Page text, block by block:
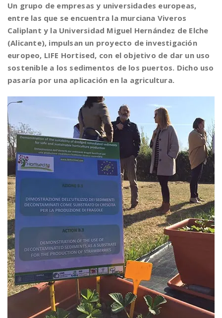
Un grupo de empresas y universidades europeas,
entre las que se encuentra la murciana Viveros
Caliplant y la Universidad Miguel Hernández de Elche
(Alicante), impulsan un proyecto de investigación
europeo, LIFE Hortised, con el objetivo de dar un uso
sostenible a los sedimentos de los puertos. Dicho uso
pasaría por una aplicación en la agricultura.